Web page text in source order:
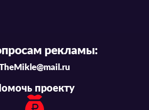
рекламы:
проекту